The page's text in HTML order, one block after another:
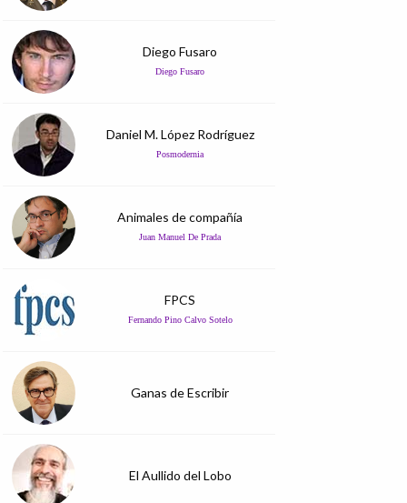
Diego Fusaro
Diego Fusaro
Daniel M. López Rodríguez
Posmodernia
Animales de compañía
Juan Manuel De Prada
FPCS
Fernando Pino Calvo Sotelo
Ganas de Escribir
El Aullido del Lobo